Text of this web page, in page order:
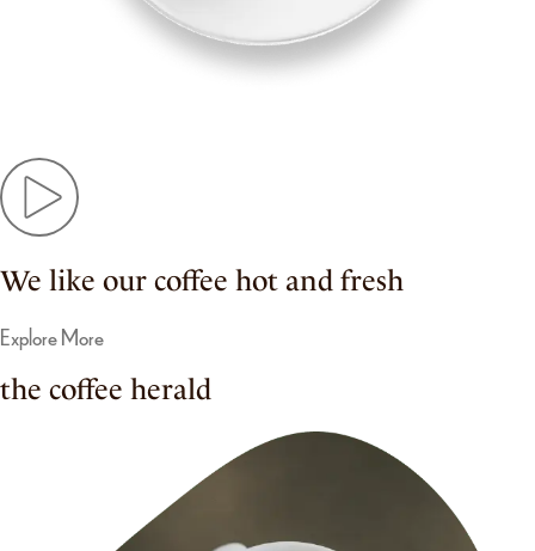
We like our coffee hot and fresh
Explore More
the coffee herald